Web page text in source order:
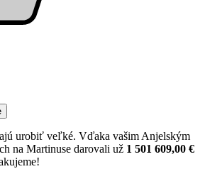
urobiť veľké. Vďaka vašim Anjelským
na Martinuse darovali už 1 501 609,00 €